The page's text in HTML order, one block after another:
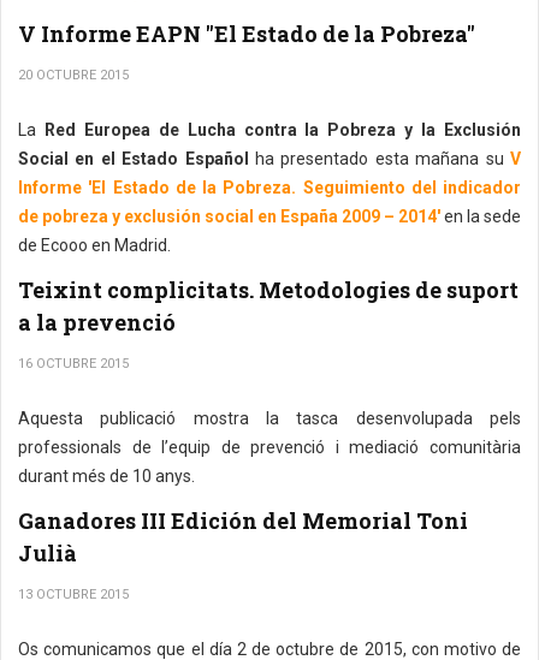
V Informe EAPN "El Estado de la Pobreza"
20 OCTUBRE 2015
La
Red Europea de Lucha contra la Pobreza y la Exclusión
Social en el Estado Español
ha presentado esta mañana su V
Informe 'El Estado de la Pobreza. Seguimiento del indicador
de pobreza y exclusión social en España 2009 – 2014'en la sede
de Ecooo en Madrid.
Teixint complicitats. Metodologies de suport
a la prevenció
16 OCTUBRE 2015
Aquesta publicació mostra la tasca desenvolupada pels
professionals de l’equip de prevenció i mediació comunitària
durant més de 10 anys.
Ganadores III Edición del Memorial Toni
Julià
13 OCTUBRE 2015
Os comunicamos que el día 2 de octubre de 2015, con motivo de